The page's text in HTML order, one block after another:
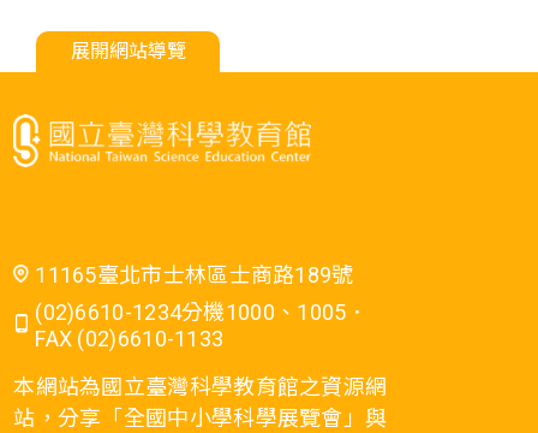
展開網站導覽
11165臺北市士林區士商路189號
(02)6610-1234分機1000、1005．
FAX (02)6610-1133
本網站為國立臺灣科學教育館之資源網
站，分享「全國中小學科學展覽會」與